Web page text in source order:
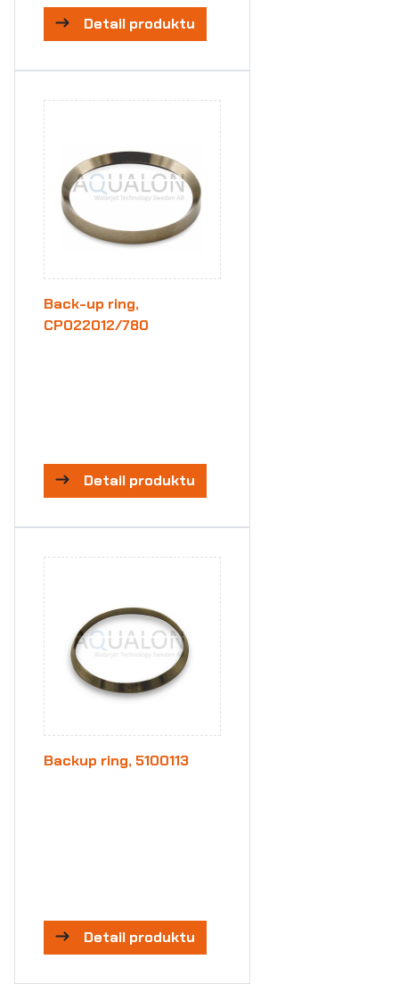
Detail produktu
Back-up ring,
CP022012/780
Detail produktu
Backup ring, 5100113
Detail produktu